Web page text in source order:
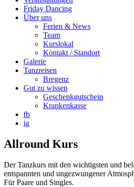
Friday Dancing
Über uns
Ferien & News
Team
Kurslokal
Kontakt / Standort
Galerie
Tanzreisen
Bregenz
Gut zu wissen
Geschenkgutschein
Krankenkasse
fb
ig
Allround Kurs
Der Tanzkurs mit den wichtigsten und
entspannten und ungezwungener
Für Paare und Singles.